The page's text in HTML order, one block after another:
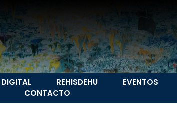
REHISDEHU EVENTOS
CONTACTO